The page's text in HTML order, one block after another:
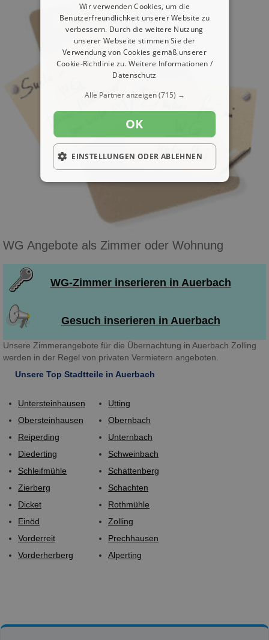
WG Angebote als Zimmer oder Wohnung
WG-Zimmer inserieren in Auerbach
Gesuch inserieren in Auerbach
Unsere Zimmerangebote für die Übernachtung in Auerbach Zolling
werden in der Regel von privaten Vermietern angeboten.
Unsere Top Stadtteile in Auerbach
Untersteinhausen
Obersteinhausen
Reiperding
Diederting
Schleifmühle
Zierberg
Dicket
Einöd
Vorderreit
Vorderherberg
Utting
Obernbach
Unternbach
Schweinbach
Schattenberg
Schachten
Rothmühle
Zolling
Prechhausen
Alperting
Wir verwenden Cookies, um die
Benutzerfreundlichkeit unserer Website zu
verbessern. Durch die weitere Nutzung
unserer Webseite stimmen Sie der
Verwendung von Cookies gemäß unserer
Cookie-Richtlinie zu.Weitere Informationen /
Datenschutz
Alle Partner anzeigen(715) →
OK
EINSTELLUNGEN ODER ABLEHNEN